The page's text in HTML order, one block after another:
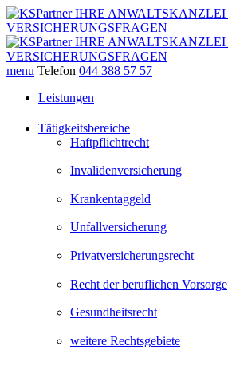
menu Telefon 044 388 57 57
Leistungen
Tätigkeitsbereiche
Haftpflichtrecht
Invalidenversicherung
Krankentaggeld
Unfallversicherung
Privatversicherungsrecht
Recht der beruflichen Vorsorge
Gesundheitsrecht
weitere Rechtsgebiete